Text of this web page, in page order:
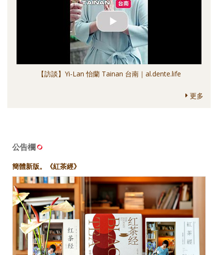
【訪談】Yi-Lan 怡蘭 Tainan 台南｜al.dente.life
更多
公告欄
簡體新版。《紅茶經》